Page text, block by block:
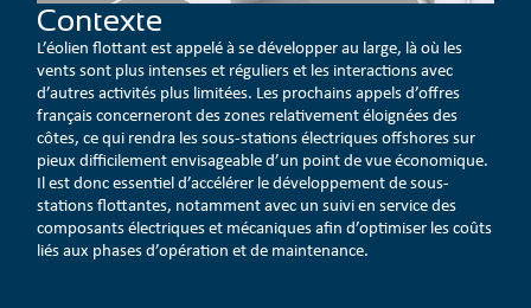
Contexte
L’éolien flottant est appelé à se développer au large, là où les
vents sont plus intenses et réguliers et les interactions avec
d’autres activités plus limitées. Les prochains appels d’offres
français concerneront des zones relativement éloignées des
côtes, ce qui rendra les sous-stations électriques offshores sur
pieux difficilement envisageable d’un point de vue économique.
Il est donc essentiel d’accélérer le développement de sous-
stations flottantes, notamment avec un suivi en service des
composants électriques et mécaniques afin d’optimiser les coûts
liés aux phases d’opération et de maintenance.